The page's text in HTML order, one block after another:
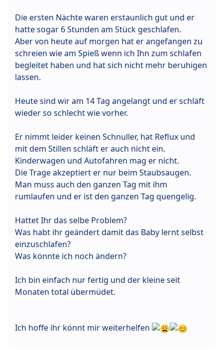
Die ersten Nächte waren erstaunlich gut und er
hatte sogar 6 Stunden am Stück geschlafen.
Aber von heute auf morgen hat er angefangen zu
schreien wie am Spieß wenn ich Ihn zum schlafen
begleitet haben und hat sich nicht mehr beruhigen
lassen.
Heute sind wir am 14 Tag angelangt und er schläft
wieder so schlecht wie vorher.
Er nimmt leider keinen Schnuller, hat Reflux und
mit dem Stillen schläft er auch nicht ein.
Kinderwagen und Autofahren mag er nicht.
Die Trage akzeptiert er nur beim Staubsaugen.
Man muss auch den ganzen Tag mit ihm
rumlaufen und er ist den ganzen Tag quengelig.
Hattet Ihr das selbe Problem?
Was habt ihr geändert damit das Baby lernt selbst
einzuschlafen?
Was könnte ich noch ändern?
Ich bin einfach nur fertig und der kleine seit
Monaten total übermüdet.
Ich hoffe ihr könnt mir weiterhelfen